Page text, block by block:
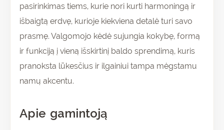
pasirinkimas tiems, kurie nori kurti harmoningą ir
išbaigtą erdvę, kurioje kiekviena detalė turi savo
prasmę. Valgomojo kėdė sujungia kokybę, formą
ir funkciją į vieną išskirtinį baldo sprendimą, kuris
pranoksta lūkesčius ir ilgainiui tampa mėgstamu
namų akcentu.
Apie gamintoją